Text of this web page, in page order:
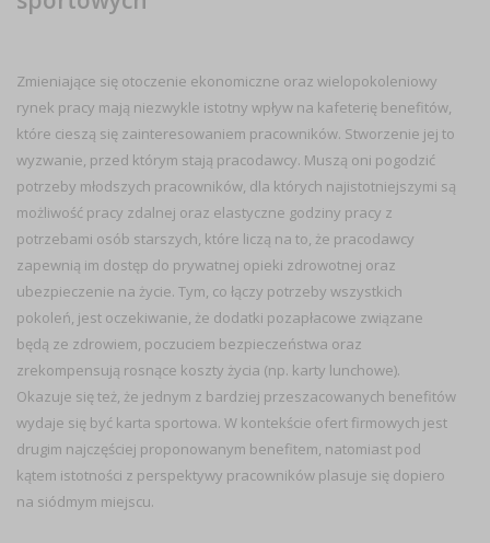
Zmieniające się otoczenie ekonomiczne oraz wielopokoleniowy
rynek pracy mają niezwykle istotny wpływ na kafeterię benefitów,
które cieszą się zainteresowaniem pracowników. Stworzenie jej to
wyzwanie, przed którym stają pracodawcy. Muszą oni pogodzić
potrzeby młodszych pracowników, dla których najistotniejszymi są
możliwość pracy zdalnej oraz elastyczne godziny pracy z
potrzebami osób starszych, które liczą na to, że pracodawcy
zapewnią im dostęp do prywatnej opieki zdrowotnej oraz
ubezpieczenie na życie. Tym, co łączy potrzeby wszystkich
pokoleń, jest oczekiwanie, że dodatki pozapłacowe związane
będą ze zdrowiem, poczuciem bezpieczeństwa oraz
zrekompensują rosnące koszty życia (np. karty lunchowe).
Okazuje się też, że jednym z bardziej przeszacowanych benefitów
wydaje się być karta sportowa. W kontekście ofert firmowych jest
drugim najczęściej proponowanym benefitem, natomiast pod
kątem istotności z perspektywy pracowników plasuje się dopiero
na siódmym miejscu.